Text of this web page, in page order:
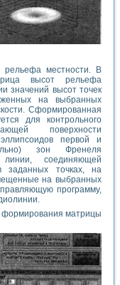
местности. В
высот рельефа
значений высот точек
на выбранных
Сформированная
для контрольного
поверхности
первой и
зон Френеля
линии, соединяющей
заданных точках, на
на выбранных
программу,
формирования матрицы